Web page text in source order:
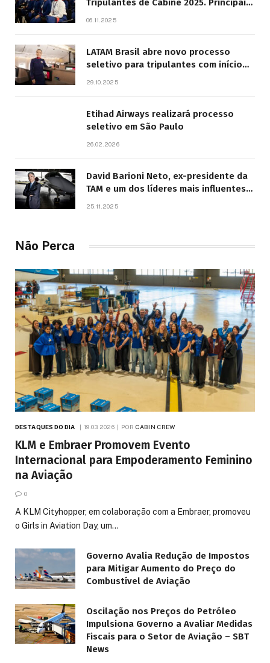
Tripulantes de Cabine 2025. Principais
06.11.2025
LATAM Brasil abre novo processo
seletivo para tripulantes com início
29.10.2025
Etihad Airways realizará processo
seletivo em São Paulo
26.02.2026
David Barioni Neto, ex-presidente da
TAM e um dos líderes mais influentes
25.11.2025
Não Perca
DESTAQUES DO DIA 19.03.2026 POR CABIN CREW
KLM e Embraer Promovem Evento
Internacional para Empoderamento Feminino
na Aviação
0
A KLM Cityhopper, em colaboração com a Embraer, promoveu
o Girls in Aviation Day, um…
Governo Avalia Redução de Impostos
para Mitigar Aumento do Preço do
Combustível de Aviação
Oscilação nos Preços do Petróleo
Impulsiona Governo a Avaliar Medidas
Fiscais para o Setor de Aviação – SBT
News